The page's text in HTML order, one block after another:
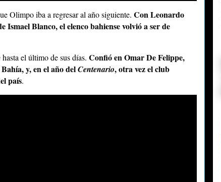
Olimpo iba a regresar al año siguiente. Con Leonardo
Ismael Blanco, el elenco bahiense volvió a ser de
hasta el último de sus días. Confió en Omar De Felippe,
y, en el año delCentenario, otra vez el club
país.